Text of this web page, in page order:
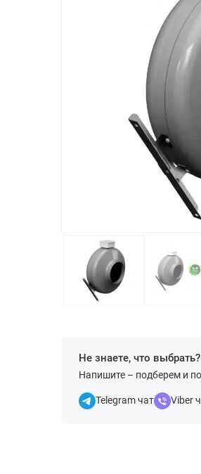
Не знаете, что выбрать?
Напишите – подберем и
Telegram чат Viber